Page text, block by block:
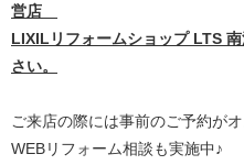
営店
LIXILリフォームショップ LTS
さい。
ご来店の際には事前のご予約が
WEBリフォーム相談も実施中♪